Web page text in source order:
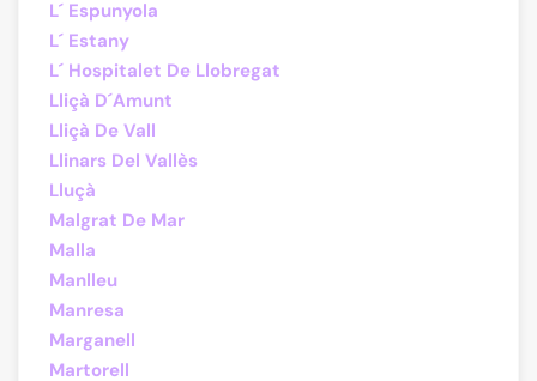
L´ Espunyola
L´ Estany
L´ Hospitalet De Llobregat
Lliçà D´Amunt
Lliçà De Vall
Llinars Del Vallès
Lluçà
Malgrat De Mar
Malla
Manlleu
Manresa
Marganell
Martorell